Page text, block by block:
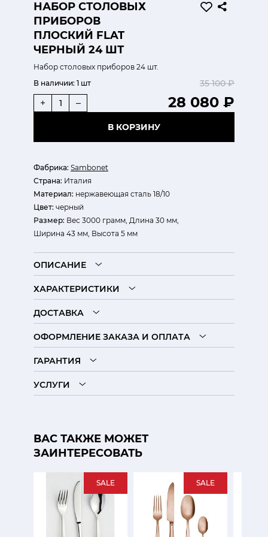
НАБОР СТОЛОВЫХ
ПРИБОРОВ
ПЛОСКИЙ FLAT
ЧЕРНЫЙ 24 ШТ
Набор столовых приборов 24 шт.
Фабрика: Sambonet
Страна: Италия
Материал: нержавеющая сталь 18/10
Цвет: черный
Размер: Вес 3000 грамм, Длина 30 мм,
Ширина 43 мм, Высота 5 мм
В наличии: 1 шт 35 100 ₽
28 080 ₽
+ –
В КОРЗИНУ
ОПИСАНИЕ
ХАРАКТЕРИСТИКИ
ДОСТАВКА
ОФОРМЛЕНИЕ ЗАКАЗА И ОПЛАТА
ГАРАНТИЯ
УСЛУГИ
ВАС ТАКЖЕ МОЖЕТ
ЗАИНТЕРЕСОВАТЬ
SALE SALE